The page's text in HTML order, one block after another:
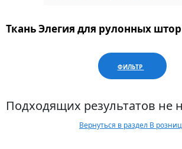
Ткань Элегия для рулонных штор
ФИЛЬТР
Подходящих результатов не
Вернуться в раздел В